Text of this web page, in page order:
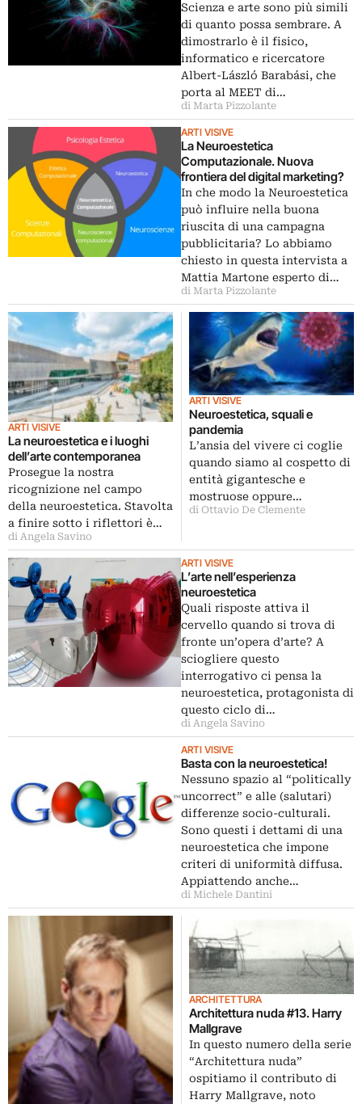
Scienza e arte sono più simili
di quanto possa sembrare. A
dimostrarlo è il fisico,
informatico e ricercatore
Albert-László Barabási, che
porta al MEET di…
di Marta Pizzolante
ARTI VISIVE
La Neuroestetica
Computazionale. Nuova
frontiera del digital marketing?
In che modo la Neuroestetica
può influire nella buona
riuscita di una campagna
pubblicitaria? Lo abbiamo
chiesto in questa intervista a
Mattia Martone esperto di…
di Marta Pizzolante
ARTI VISIVE
La neuroestetica e i luoghi
dell’arte contemporanea
Prosegue la nostra
ricognizione nel campo
della neuroestetica. Stavolta
a finire sotto i riflettori è…
di Angela Savino
ARTI VISIVE
Neuroestetica, squali e
pandemia
L’ansia del vivere ci coglie
quando siamo al cospetto di
entità gigantesche e
mostruose oppure…
di Ottavio De Clemente
ARTI VISIVE
L’arte nell’esperienza
neuroestetica
Quali risposte attiva il
cervello quando si trova di
fronte un’opera d’arte? A
sciogliere questo
interrogativo ci pensa la
neuroestetica, protagonista di
questo ciclo di…
di Angela Savino
ARTI VISIVE
Basta con la neuroestetica!
Nessuno spazio al “politically
uncorrect” e alle (salutari)
differenze socio-culturali.
Sono questi i dettami di una
neuroestetica che impone
criteri di uniformità diffusa.
Appiattendo anche…
di Michele Dantini
ARCHITETTURA
Architettura nuda #13. Harry
Mallgrave
In questo numero della serie
“Architettura nuda”
ospitiamo il contributo di
Harry Mallgrave, noto